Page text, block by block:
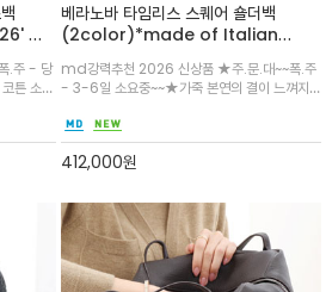
레
돋보
으로
.주 - 당
튼 소재
전 포
전하게
베라노바 타임리스 스퀘어 숄더백
(2color)*made of Italian
leather /최고급 이태리 가죽을 사용
하여 정교한 수작업으로 완성한 프리미
엄 숄더백/평생들어도 좋을 디자인
md강력추천 2026 신상품 ★주.문.대~~폭.주
- 3-6일 소요중~~★가죽 본연의 결이 느껴지
인이 세련된 무드를 선사/여유 있는 길이의 스트
랩으로 숄더 착용 시 편안
412,000원